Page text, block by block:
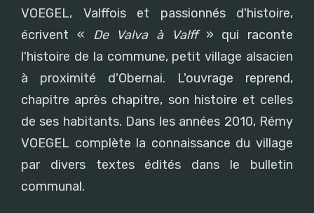
VOEGEL, Valffois et passionnés d'histoire,
écrivent « De Valva à Valff» qui raconte
l'histoire de la commune, petit village alsacien
à proximité d'Obernai. L'ouvrage reprend,
chapitre après chapitre, son histoire et celles
de ses habitants. Dans les années 2010, Rémy
VOEGEL complète la connaissance du village
par divers textes édités dans le bulletin
communal.